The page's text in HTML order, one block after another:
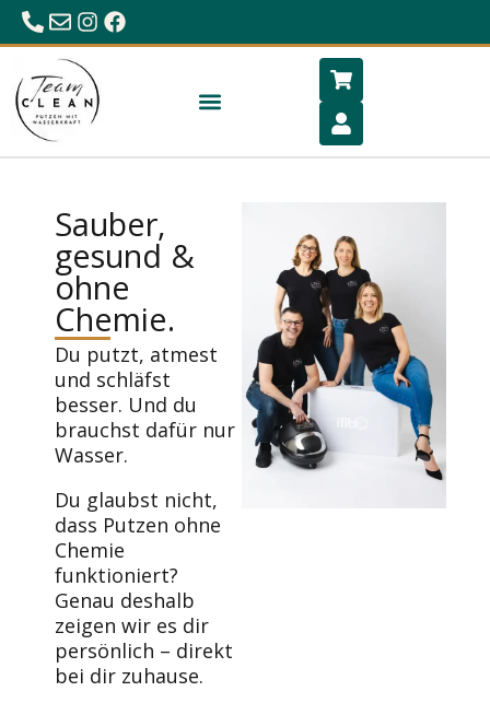
0680/23 86 984
office@hygiene-schlafen.com
Sauber,
gesund &
ohne
Chemie.
Du putzt, atmest
und schläfst
besser. Und du
brauchst dafür nur
Wasser.
Du glaubst nicht,
dass Putzen ohne
Chemie
funktioniert?
Genau deshalb
zeigen wir es dir
persönlich – direkt
bei dir zuhause.